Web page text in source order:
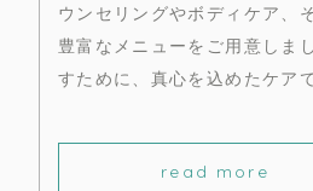
ウンセリングやボディケア、
豊富なメニューをご用意しま
すために、真心を込めたケア
read more